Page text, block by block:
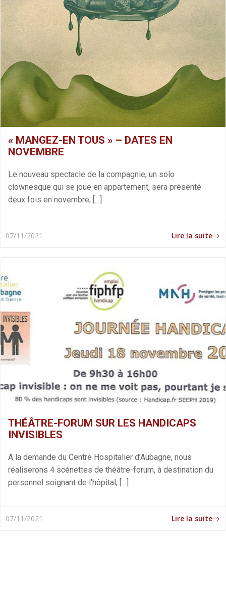
« MANGEZ-EN TOUS » – DATES EN
NOVEMBRE
Le nouveau spectacle de la compagnie, un solo
clownesque qui se joue en appartement, sera présenté
deux fois en novembre, […]
07/11/2021 Lire la suite
THÉÂTRE-FORUM SUR LES HANDICAPS
INVISIBLES
A la demande du Centre Hospitalier d’Aubagne, nous
réaliserons 4 scénettes de théâtre-forum, à destination du
personnel soignant de l’hôpital, […]
07/11/2021 Lire la suite